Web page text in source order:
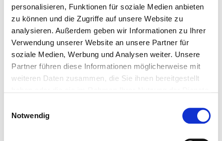
personalisieren, Funktionen für soziale Medien anbieten
zu können und die Zugriffe auf unsere Website zu
analysieren. Außerdem geben wir Informationen zu Ihrer
Verwendung unserer Website an unsere Partner für
soziale Medien, Werbung und Analysen weiter. Unsere
Partner führen diese Informationen möglicherweise mit
weiteren Daten zusammen, die Sie ihnen bereitgestellt
Notwendig